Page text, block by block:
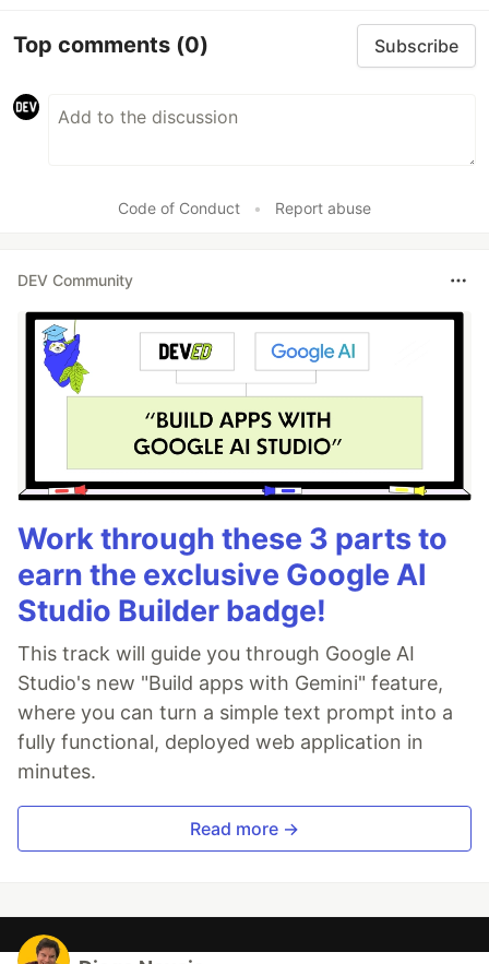
Top comments (0) Subscribe
Code of Conduct • Report abuse
DEV Community
Work through these 3 parts to
earn the exclusive Google AI
Studio Builder badge!
This track will guide you through Google AI
Studio's new "Build apps with Gemini" feature,
where you can turn a simple text prompt into a
fully functional, deployed web application in
minutes.
Read more →